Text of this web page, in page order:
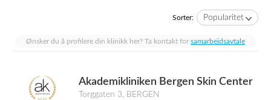
Sorter: Popularitet
Ønsker du å profilere din klinikk her? Ta kontakt for samarbeidsavtale
Akademikliniken Bergen Skin Center
Torggaten 3, BERGEN